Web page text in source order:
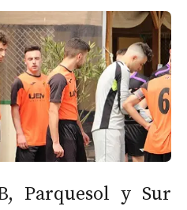
Parquesol y Sur